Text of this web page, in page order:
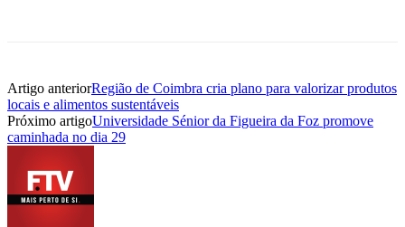
Artigo anteriorRegião de Coimbra cria plano para valorizar produtos
locais e alimentos sustentáveis
Próximo artigoUniversidade Sénior da Figueira da Foz promove
caminhada no dia 29